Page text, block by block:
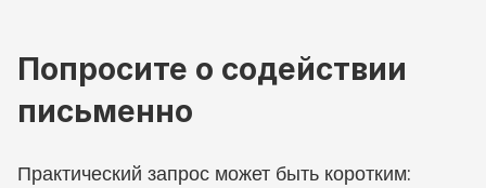
Попросите о содействии
письменно
Практический запрос может быть коротким: